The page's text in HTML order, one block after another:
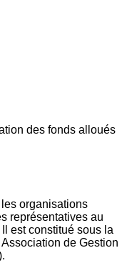
des fonds alloués
organisations
représentatives au
est constitué sous la
de Gestion